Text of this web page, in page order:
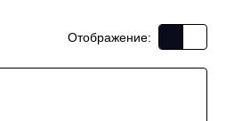
Отображение: